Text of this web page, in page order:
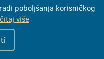
Članice
poboljšanja korisničkog
više